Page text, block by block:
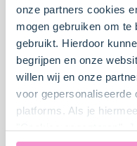
onze partners cookies
mogen gebruiken om te
gebruikt. Hierdoor
begrijpen en onze
willen wij en onze
voor gepersonaliseerde
platforms. Als je
vers fruit